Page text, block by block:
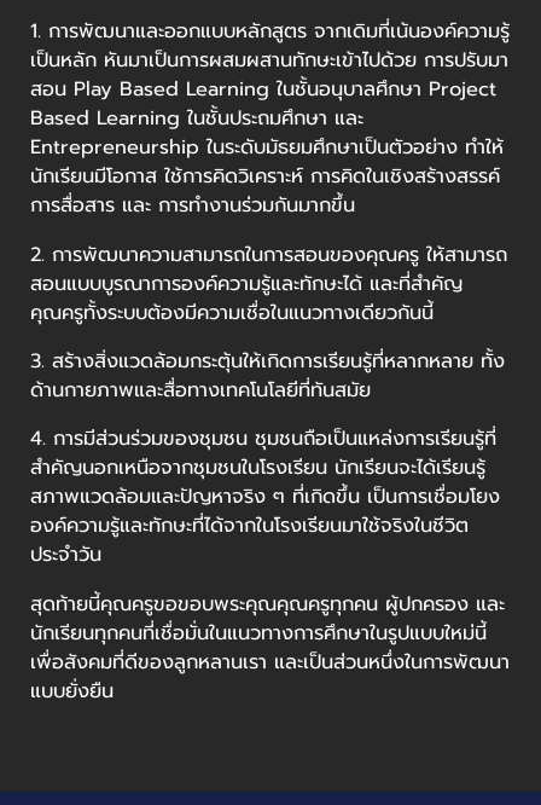
1. การพัฒนาและออกแบบหลักสูตร จากเดิมที่เน้นองค์ความรู้
เป็นหลัก หันมาเป็นการผสมผสานทักษะเข้าไปด้วย การปรับมา
สอน Play Based Learning ในชั้นอนุบาลศึกษา Project
Based Learning ในชั้นประถมศึกษา และ
Entrepreneurship ในระดับมัธยมศึกษาเป็นตัวอย่าง ทำให้
นักเรียนมีโอกาส ใช้การคิดวิเคราะห์ การคิดในเชิงสร้างสรรค์
การสื่อสาร และ การทำงานร่วมกันมากขึ้น
2. การพัฒนาความสามารถในการสอนของคุณครู ให้สามารถ
สอนแบบบูรณาการองค์ความรู้และทักษะได้ และที่สำคัญ
คุณครูทั้งระบบต้องมีความเชื่อในแนวทางเดียวกันนี้
3. สร้างสิ่งแวดล้อมกระตุ้นให้เกิดการเรียนรู้ที่หลากหลาย ทั้ง
ด้านกายภาพและสื่อทางเทคโนโลยีที่ทันสมัย
4. การมีส่วนร่วมของชุมชน ชุมชนถือเป็นแหล่งการเรียนรู้ที่
สำคัญนอกเหนือจากชุมชนในโรงเรียน นักเรียนจะได้เรียนรู้
สภาพแวดล้อมและปัญหาจริง ๆ ที่เกิดขึ้น เป็นการเชื่อมโยง
องค์ความรู้และทักษะที่ได้จากในโรงเรียนมาใช้จริงในชีวิต
ประจำวัน
สุดท้ายนี้คุณครูขอขอบพระคุณคุณครูทุกคน ผู้ปกครอง และ
นักเรียนทุกคนที่เชื่อมั่นในแนวทางการศึกษาในรูปแบบใหม่นี้
เพื่อสังคมที่ดีของลูกหลานเรา และเป็นส่วนหนึ่งในการพัฒนา
แบบยั่งยืน